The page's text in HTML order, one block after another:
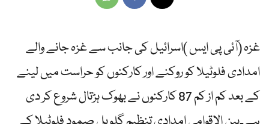
غزہ (آئی پی ایس )اسرائیل کی جانب سے غزہ جانے والے
امدادی فلوٹیلا کو روکنے اور کارکنوں کو حراست میں لینے
کے بعد کم از کم 87 کارکنوں نے بھوک ہڑتال شروع کر دی